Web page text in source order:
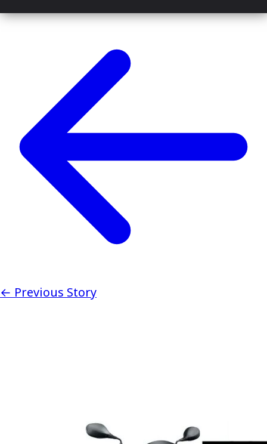
← Previous Story